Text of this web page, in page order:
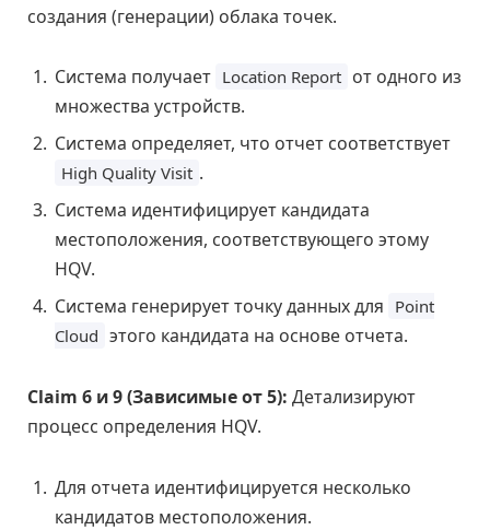
создания (генерации) облака точек.
Система получает Location Report от одного из
множества устройств.
Система определяет, что отчет соответствует
High Quality Visit .
Система идентифицирует кандидата
местоположения, соответствующего этому
HQV.
Система генерирует точку данных для Point
Cloud этого кандидата на основе отчета.
Claim 6 и 9 (Зависимые от 5): Детализируют
процесс определения HQV.
Для отчета идентифицируется несколько
кандидатов местоположения.